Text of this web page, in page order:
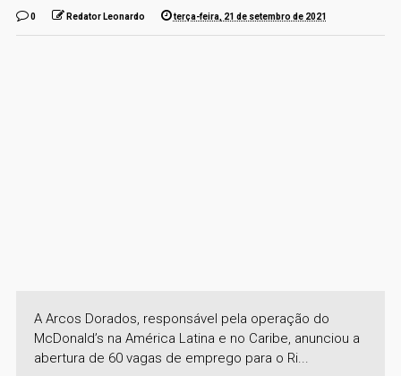
0 Redator Leonardo terça-feira, 21 de setembro de 2021
A Arcos Dorados, responsável pela operação do
McDonald’s na América Latina e no Caribe, anunciou a
abertura de 60 vagas de emprego para o Ri...